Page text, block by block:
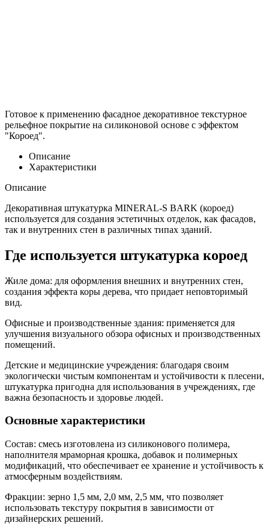
Готовое к применению фасадное декоративное текстурное
рельефное покрытие на силиконовой основе с эффектом
"Короед".
Описание
Характеристики
Описание
Декоративная штукатурка MINERAL-S BARK (короед)
используется для создания эстетичных отделок, как фасадов,
так и внутренних стен в различных типах зданий.
Где используется штукатурка короед
Жиле дома: для оформления внешних и внутренних стен,
создания эффекта коры дерева, что придает неповторимый
вид.
Офисные и производственные здания: применяется для
улучшения визуального обзора офисных и производственных
помещений.
Детские и медицинские учреждения: благодаря своим
экологически чистым компонентам и устойчивости к плесени,
штукатурка пригодна для использования в учреждениях, где
важна безопасность и здоровье людей.
Основные характеристики
Состав: смесь изготовлена ​​из силиконового полимера,
наполнителя мраморная крошка, добавок и полимерных
модификаций, что обеспечивает ее хранение и устойчивость к
атмосферным воздействиям.
Фракции: зерно 1,5 мм, 2,0 мм, 2,5 мм, что позволяет
использовать текстуру покрытия в зависимости от
дизайнерских решений.